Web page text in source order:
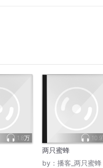
1.8万
两只蜜蜂
by： 播客_两只蜜蜂